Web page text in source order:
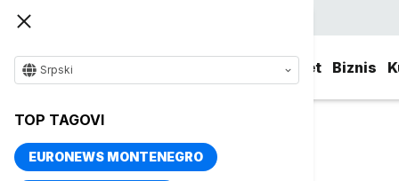
Svet Biznis
Srpski
TOP TAGOVI
EURONEWS MONTENEGRO